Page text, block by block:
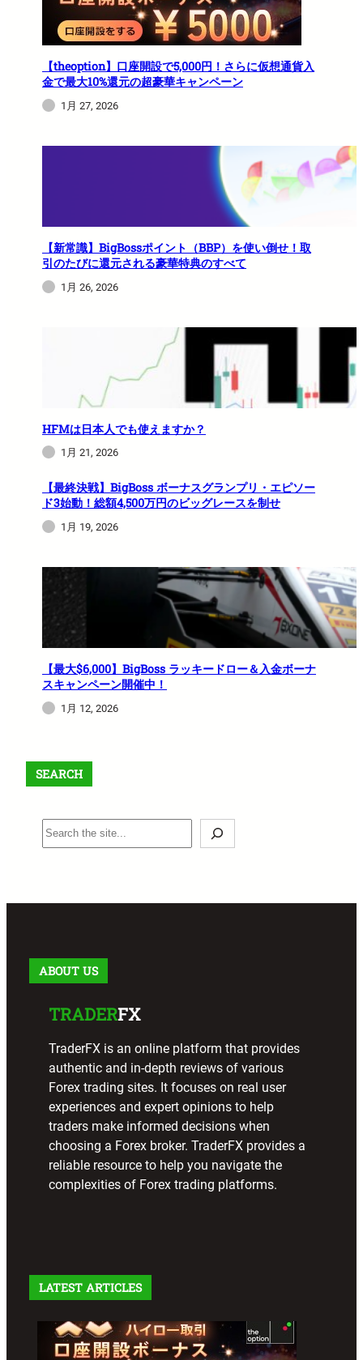
【theoption】口座開設で5,000円！さらに仮想通貨入
金で最大10%還元の超豪華キャンペーン
1月 27, 2026
【新常識】BigBossポイント（BBP）を使い倒せ！取
引のたびに還元される豪華特典のすべて
1月 26, 2026
HFMは日本人でも使えますか？
1月 21, 2026
【最終決戦】BigBoss ボーナスグランプリ・エピソー
ド3始動！総額4,500万円のビッグレースを制せ
1月 19, 2026
【最大$6,000】BigBoss ラッキードロー＆入金ボーナ
スキャンペーン開催中！
1月 12, 2026
SEARCH
S
e
c
ABOUT US
TRADERFX
TraderFX is an online platform that provides
authentic and in-depth reviews of various
Forex trading sites. It focuses on real user
experiences and expert opinions to help
traders make informed decisions when
choosing a Forex broker. TraderFX provides a
reliable resource to help you navigate the
complexities of Forex trading platforms.
LATEST ARTICLES